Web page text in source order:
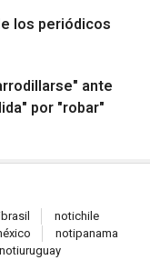
los periódicos
ante
por "robar"
brasil notichile
notipanama
notiuruguay